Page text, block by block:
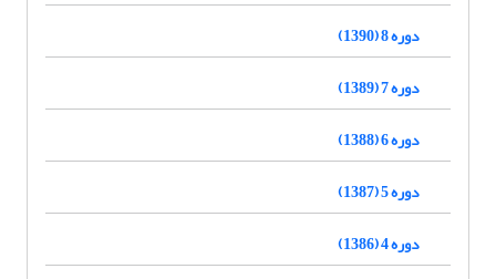
دوره 8 (1390)
دوره 7 (1389)
دوره 6 (1388)
دوره 5 (1387)
دوره 4 (1386)